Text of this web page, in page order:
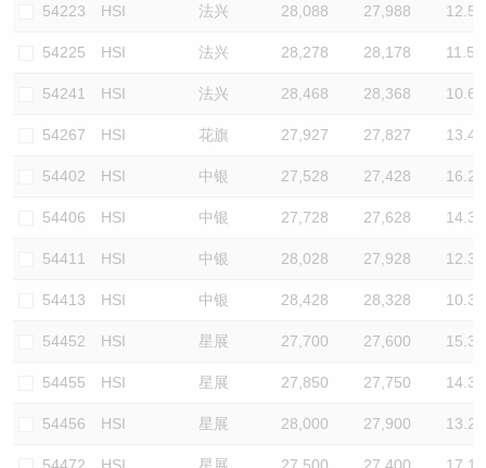
54223 HSI 法兴 28,088 27,988 12.5
54225 HSI 法兴 28,278 28,178 11.5
54241 HSI 法兴 28,468 28,368 10.6
54267 HSI 花旗 27,927 27,827 13.4
54402 HSI 中银 27,528 27,428 16.2
54406 HSI 中银 27,728 27,628 14.3
54411 HSI 中银 28,028 27,928 12.3
54413 HSI 中银 28,428 28,328 10.3
54452 HSI 星展 27,700 27,600 15.3
54455 HSI 星展 27,850 27,750 14.3
54456 HSI 星展 28,000 27,900 13.2